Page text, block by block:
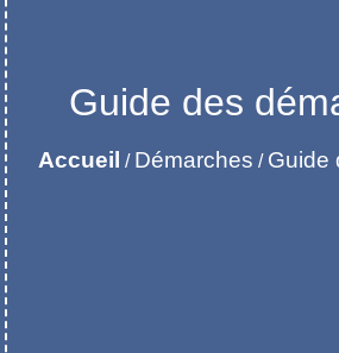
Guide des
Accueil / Démarches / Guide